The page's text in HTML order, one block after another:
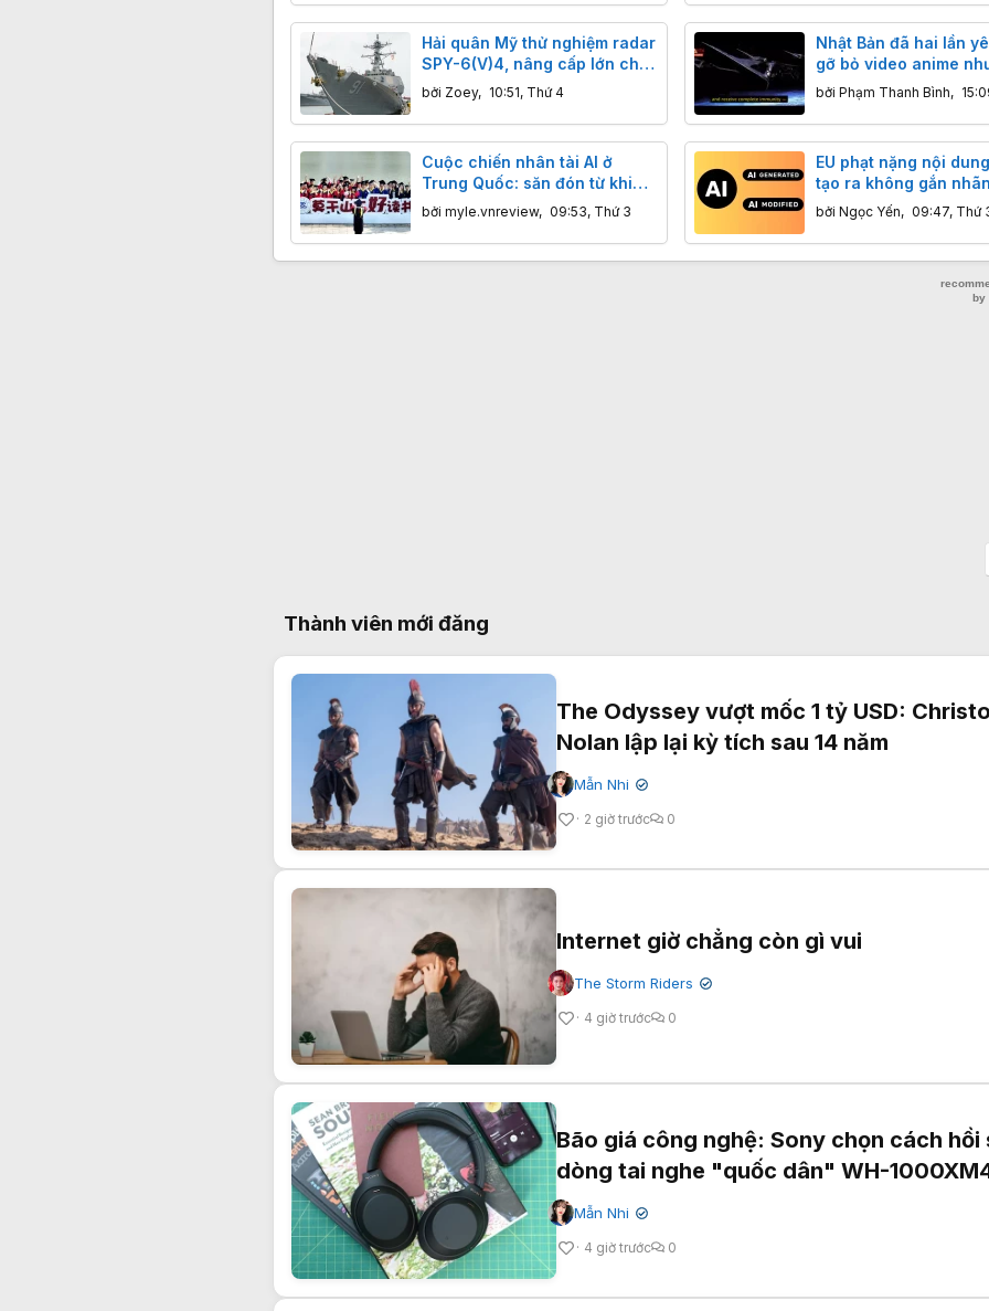
Hải quân Mỹ thử nghiệm radar
SPY-6(V)4, nâng cấp lớn cho
tàu khu trục Arleigh Burke
bởi Zoey, 10:51, Thứ 4
Nhật Bản đã hai lần
gỡ bỏ video anime
Mỹ từ chối
bởi Phạm Thanh Bình,
Cuộc chiến nhân tài AI ở
Trung Quốc: săn đón từ khi
chưa tốt nghiệp, lương “x” 16
bởi myle.vnreview, 09:53, Thứ 3
EU phạt nặng nội
tạo ra không gắn
ngày 02/08/2026
bởi Ngọc Yến, 09:47, Thứ
Thành viên mới đăng
The Odyssey vượt mốc 1 tỷ USD:
Nolan lập lại kỳ tích sau 14 năm
Mẫn Nhi ✔
2 giờ trước 0
Internet giờ chẳng còn gì vui
The Storm Riders ✔
4 giờ trước 0
Bão giá công nghệ: Sony chọn cách hồi
dòng tai nghe "quốc dân" WH-
Mẫn Nhi ✔
4 giờ trước 0